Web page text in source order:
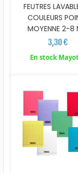
FEUTRES
COULEURS
MOYENNE 2-8
3,30 €
En stock